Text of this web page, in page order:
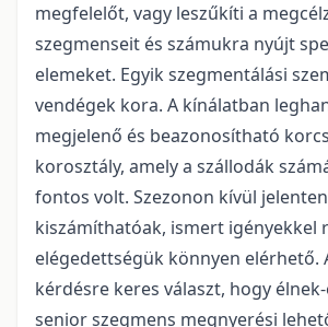
megfelelőt, vagy leszűkíti a
szegmenseit és számukra nyújt
elemeket. Egyik szegmentálási
vendégek kora. A kínálatban
megjelenő és beazonosítható
korosztály, amely a szállodák
fontos volt. Szezonon kívül
kiszámíthatóak, ismert igényekkel
elégedettségük könnyen elérhető.
kérdésre keres választ, hogy
senior szegmens megnyerési